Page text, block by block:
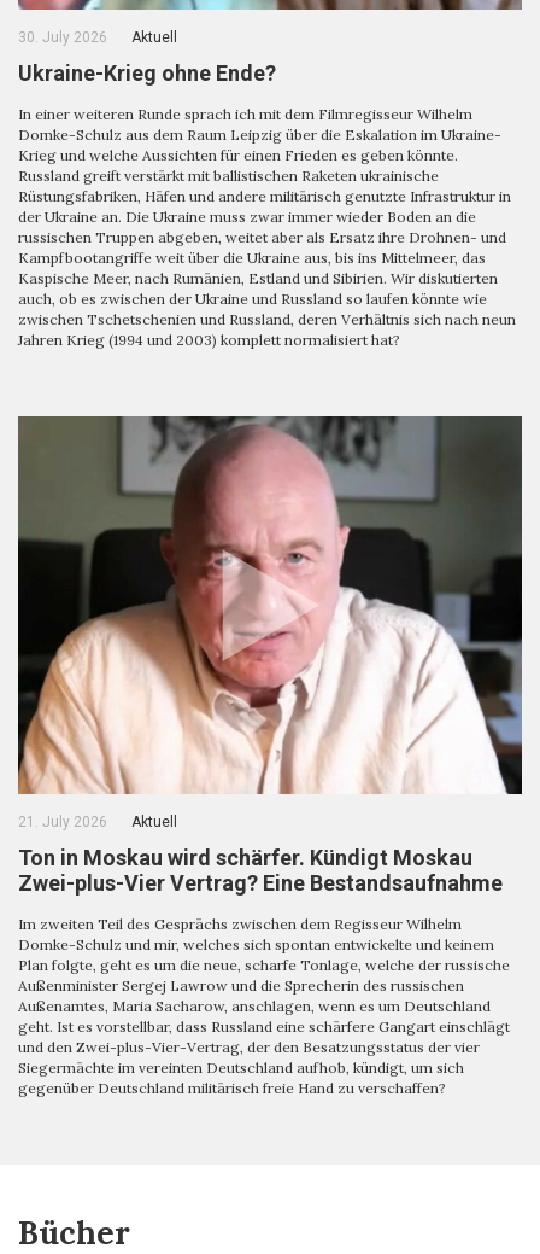
30. July 2026 Aktuell
Ukraine-Krieg ohne Ende?
In einer weiteren Runde sprach ich mit dem Filmregisseur Wilhelm
Domke-Schulz aus dem Raum Leipzig über die Eskalation im Ukraine-
Krieg und welche Aussichten für einen Frieden es geben könnte.
Russland greift verstärkt mit ballistischen Raketen ukrainische
Rüstungsfabriken, Häfen und andere militärisch genutzte Infrastruktur in
der Ukraine an. Die Ukraine muss zwar immer wieder Boden an die
russischen Truppen abgeben, weitet aber als Ersatz ihre Drohnen- und
Kampfbootangriffe weit über die Ukraine aus, bis ins Mittelmeer, das
Kaspische Meer, nach Rumänien, Estland und Sibirien. Wir diskutierten
auch, ob es zwischen der Ukraine und Russland so laufen könnte wie
zwischen Tschetschenien und Russland, deren Verhältnis sich nach neun
Jahren Krieg (1994 und 2003) komplett normalisiert hat?
21. July 2026 Aktuell
Ton in Moskau wird schärfer. Kündigt Moskau
Zwei-plus-Vier Vertrag? Eine Bestandsaufnahme
Im zweiten Teil des Gesprächs zwischen dem Regisseur Wilhelm
Domke-Schulz und mir, welches sich spontan entwickelte und keinem
Plan folgte, geht es um die neue, scharfe Tonlage, welche der russische
Außenminister Sergej Lawrow und die Sprecherin des russischen
Außenamtes, Maria Sacharow, anschlagen, wenn es um Deutschland
geht. Ist es vorstellbar, dass Russland eine schärfere Gangart einschlägt
und den Zwei-plus-Vier-Vertrag, der den Besatzungsstatus der vier
Siegermächte im vereinten Deutschland aufhob, kündigt, um sich
gegenüber Deutschland militärisch freie Hand zu verschaffen?
Bücher